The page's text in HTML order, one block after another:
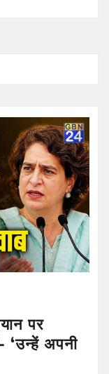
पर
‘उन्हें अपनी